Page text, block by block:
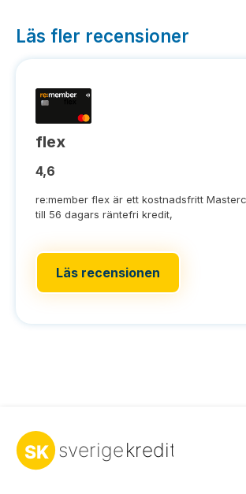
Läs fler recensioner
flex
4,6
re:member flex är ett kostnadsfritt
till 56 dagars räntefri kredit,
Läs recensionen